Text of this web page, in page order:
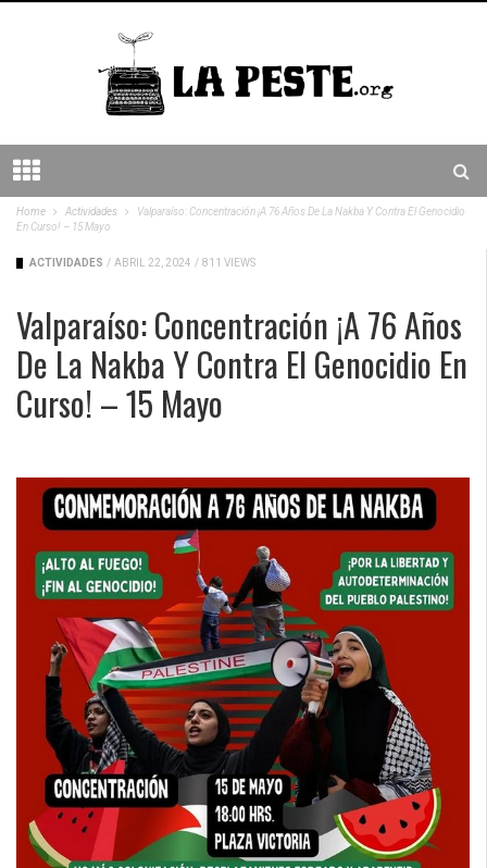
Home Actividades
Valparaíso: Concentración ¡A 76 Años De La Nakba Y Contra El Genocidio
En Curso! – 15 Mayo
ACTIVIDADES / ABRIL 22, 2024 / 811 VIEWS
Valparaíso: Concentración ¡A 76 Años
De La Nakba Y Contra El Genocidio En
Curso! – 15 Mayo